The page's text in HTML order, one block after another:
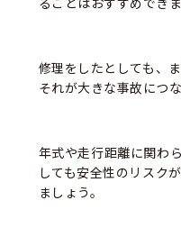
修理をしたとしても、
それが大きな事故につ
年式や走行距離に関わ
しても安全性のリスク
ましょう。